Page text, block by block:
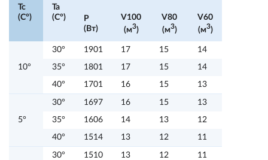
Tc
(C°)
Ta
(C°)
P
(Вт)
V100
(м3)
V80
(м3)
V60
(м3)
10°
30° 1901 17 15 14
35° 1801 17 15 14
40° 1701 16 15 13
5°
30° 1697 16 15 13
35° 1606 14 13 12
40° 1514 13 12 11
30° 1510 13 12 11